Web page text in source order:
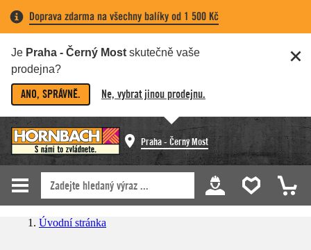
Doprava zdarma na všechny balíky od 1 500 Kč
Je Praha - Černý Most skutečně vaše
prodejna?
ANO, SPRÁVNĚ. Ne, vybrat jinou prodejnu.
Praha - Černý Most
Úvodní stránka